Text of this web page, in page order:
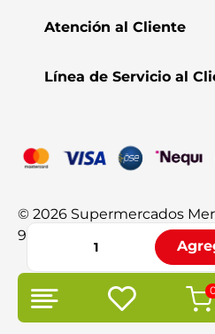
Atención al Cliente
Línea de Servicio al
© 2026 Supermercados
901.370.428-3. Todos los